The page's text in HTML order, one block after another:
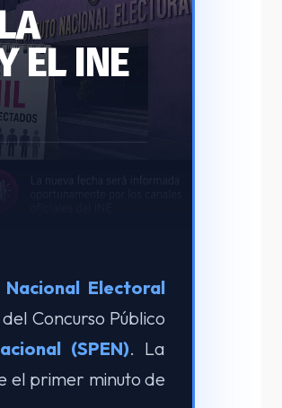
EL INE
Electoral
Concurso Público
(SPEN). La
el primer minuto de